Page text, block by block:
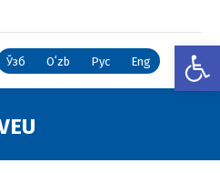
Ўзб Oʻzb Рус Eng